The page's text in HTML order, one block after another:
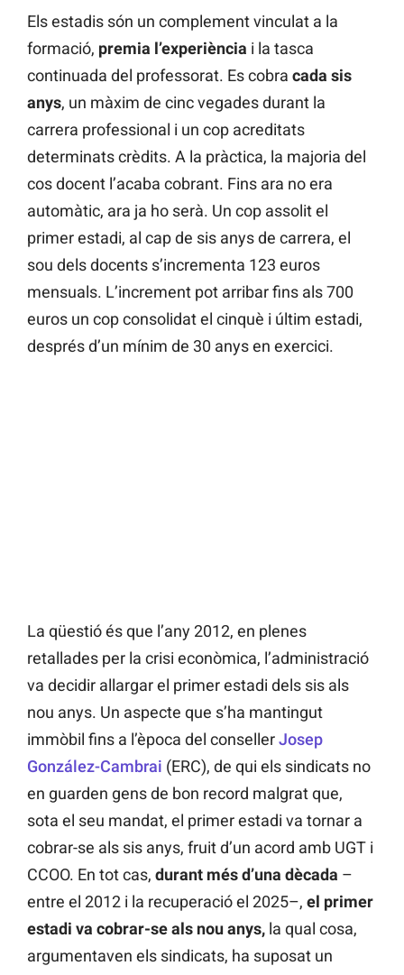
Els estadis són un complement vinculat a la
formació, premia l’experiència i la tasca
continuada del professorat. Es cobra cada sis
anys, un màxim de cinc vegades durant la
carrera professional i un cop acreditats
determinats crèdits. A la pràctica, la majoria del
cos docent l’acaba cobrant. Fins ara no era
automàtic, ara ja ho serà. Un cop assolit el
primer estadi, al cap de sis anys de carrera, el
sou dels docents s’incrementa 123 euros
mensuals. L’increment pot arribar fins als 700
euros un cop consolidat el cinquè i últim estadi,
després d’un mínim de 30 anys en exercici.
La qüestió és que l’any 2012, en plenes
retallades per la crisi econòmica, l’administració
va decidir allargar el primer estadi dels sis als
nou anys. Un aspecte que s’ha mantingut
immòbil fins a l’època del consellerJosep
González-Cambrai (ERC), de qui els sindicats no
en guarden gens de bon record malgrat que,
sota el seu mandat, el primer estadi va tornar a
cobrar-se als sis anys, fruit d’un acord amb UGT i
CCOO. En tot cas, durant més d’una dècada –
entre el 2012 i la recuperació el 2025–, el primer
estadi va cobrar-se als nou anys, la qual cosa,
argumentaven els sindicats, ha suposat un